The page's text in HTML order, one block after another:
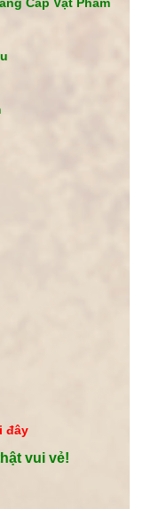
Cấp Vật Phẩm
đây
vui vẻ!